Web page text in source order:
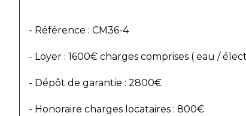
- Référence : CM36-4
- Loyer : 1600€ charges comprises ( eau /
- Dépôt de garantie : 2800€
- Honoraire charges locataires : 800€